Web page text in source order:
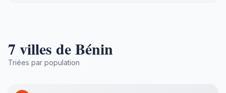
7 villes de Bénin
Triées par population